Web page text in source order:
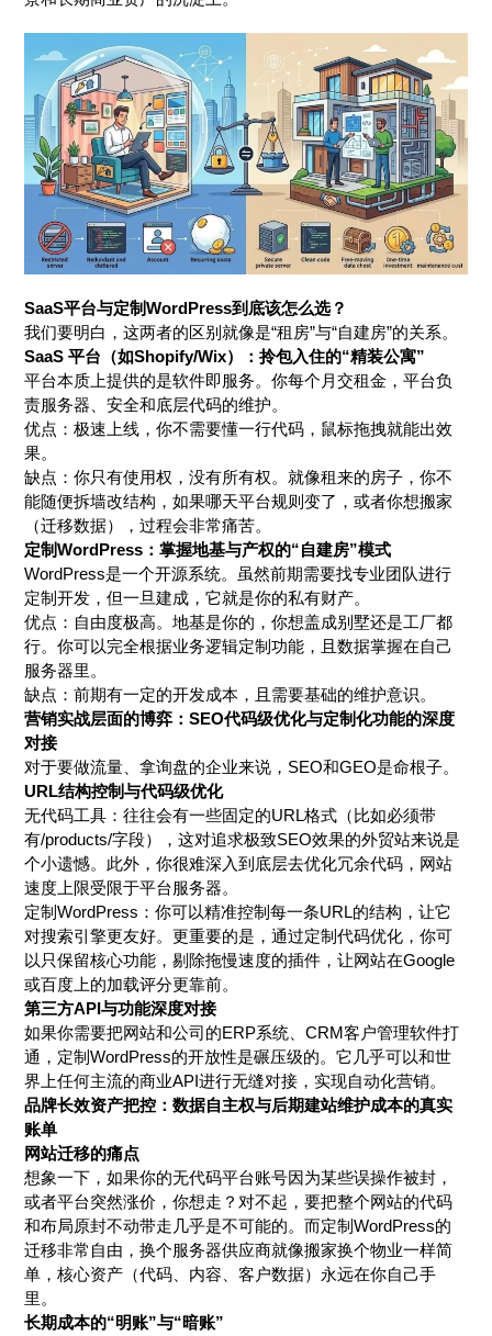
SaaS平台与定制WordPress到底该怎么选？
我们要明白，这两者的区别就像是“租房”与“自建房”的关系。
SaaS 平台（如Shopify/Wix）：拎包入住的“精装公寓”
平台本质上提供的是软件即服务。你每个月交租金，平台负
责服务器、安全和底层代码的维护。
优点：极速上线，你不需要懂一行代码，鼠标拖拽就能出效
果。
缺点：你只有使用权，没有所有权。就像租来的房子，你不
能随便拆墙改结构，如果哪天平台规则变了，或者你想搬家
（迁移数据），过程会非常痛苦。
定制WordPress：掌握地基与产权的“自建房”模式
WordPress是一个开源系统。虽然前期需要找专业团队进行
定制开发，但一旦建成，它就是你的私有财产。
优点：自由度极高。地基是你的，你想盖成别墅还是工厂都
行。你可以完全根据业务逻辑定制功能，且数据掌握在自己
服务器里。
缺点：前期有一定的开发成本，且需要基础的维护意识。
营销实战层面的博弈：SEO代码级优化与定制化功能的深度
对接
对于要做流量、拿询盘的企业来说，SEO和GEO是命根子。
URL结构控制与代码级优化
无代码工具：往往会有一些固定的URL格式（比如必须带
有/products/字段），这对追求极致SEO效果的外贸站来说是
个小遗憾。此外，你很难深入到底层去优化冗余代码，网站
速度上限受限于平台服务器。
定制WordPress：你可以精准控制每一条URL的结构，让它
对搜索引擎更友好。更重要的是，通过定制代码优化，你可
以只保留核心功能，剔除拖慢速度的插件，让网站在Google
或百度上的加载评分更靠前。
第三方API与功能深度对接
如果你需要把网站和公司的ERP系统、CRM客户管理软件打
通，定制WordPress的开放性是碾压级的。它几乎可以和世
界上任何主流的商业API进行无缝对接，实现自动化营销。
品牌长效资产把控：数据自主权与后期建站维护成本的真实
账单
网站迁移的痛点
想象一下，如果你的无代码平台账号因为某些误操作被封，
或者平台突然涨价，你想走？对不起，要把整个网站的代码
和布局原封不动带走几乎是不可能的。而定制WordPress的
迁移非常自由，换个服务器供应商就像搬家换个物业一样简
单，核心资产（代码、内容、客户数据）永远在你自己手
里。
长期成本的“明账”与“暗账”